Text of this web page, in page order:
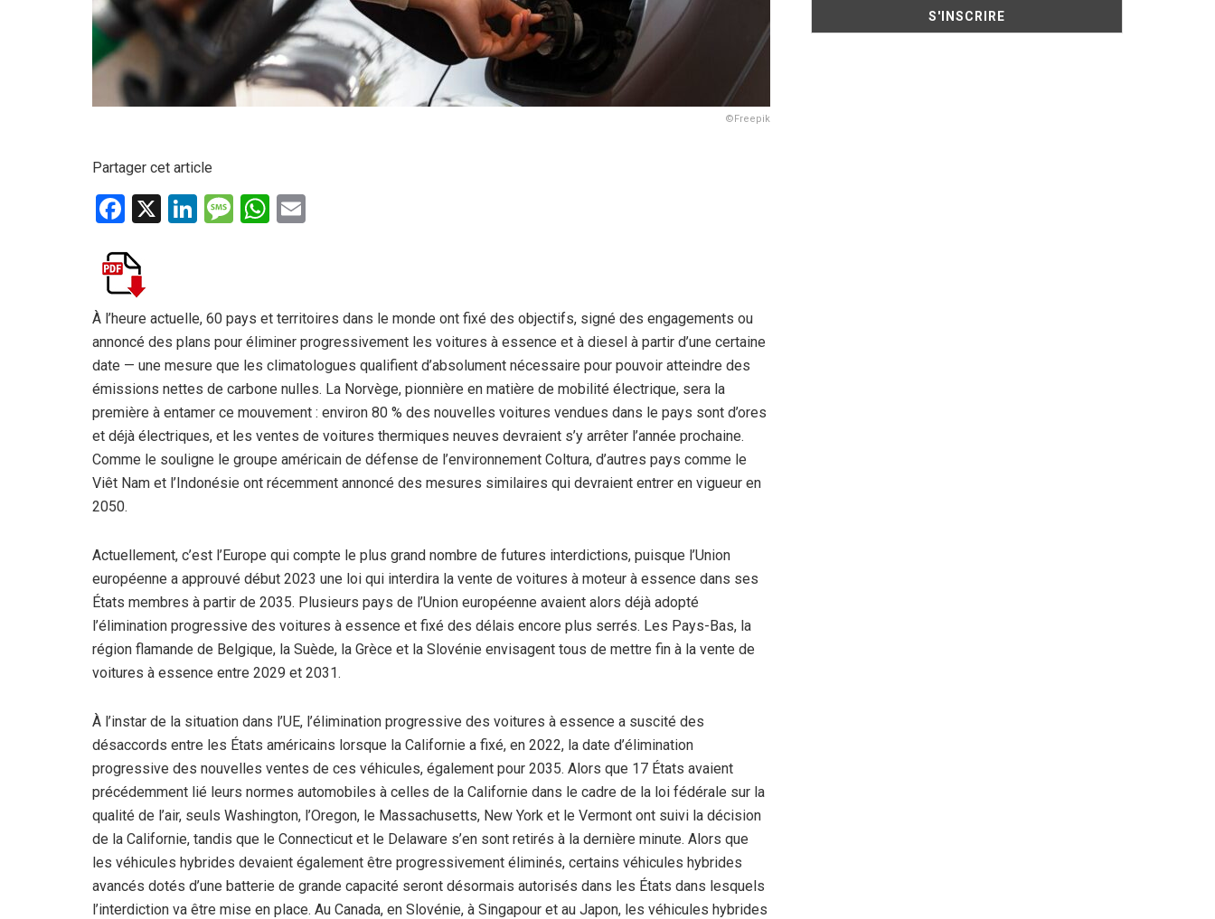
©Freepik
Partager cet article
F
ce
b
o
o
k
X
Li
n
M
g
e
W
A
p
p
À l’heure actuelle, 60 pays et territoires dans le monde ont fixé des objectifs, signé des engagements ou
annoncé des plans pour éliminer progressivement les voitures à essence et à diesel à partir d’une certaine
date — une mesure que les climatologues qualifient d’absolument nécessaire pour pouvoir atteindre des
émissions nettes de carbone nulles. La Norvège, pionnière en matière de mobilité électrique, sera la
première à entamer ce mouvement : environ 80 % des nouvelles voitures vendues dans le pays sont d’ores
et déjà électriques, et les ventes de voitures thermiques neuves devraient s’y arrêter l’année prochaine.
Comme le souligne le groupe américain de défense de l’environnement Coltura, d’autres pays comme le
Viêt Nam et l’Indonésie ont récemment annoncé des mesures similaires qui devraient entrer en vigueur en
2050.
Actuellement, c’est l’Europe qui compte le plus grand nombre de futures interdictions, puisque l’Union
européenne a approuvé début 2023 une loi qui interdira la vente de voitures à moteur à essence dans ses
États membres à partir de 2035. Plusieurs pays de l’Union européenne avaient alors déjà adopté
l’élimination progressive des voitures à essence et fixé des délais encore plus serrés. Les Pays-Bas, la
région flamande de Belgique, la Suède, la Grèce et la Slovénie envisagent tous de mettre fin à la vente de
voitures à essence entre 2029 et 2031.
À l’instar de la situation dans l’UE, l’élimination progressive des voitures à essence a suscité des
désaccords entre les États américains lorsque la Californie a fixé, en 2022, la date d’élimination
progressive des nouvelles ventes de ces véhicules, également pour 2035. Alors que 17 États avaient
précédemment lié leurs normes automobiles à celles de la Californie dans le cadre de la loi fédérale sur la
qualité de l’air, seuls Washington, l’Oregon, le Massachusetts, New York et le Vermont ont suivi la décision
de la Californie, tandis que le Connecticut et le Delaware s’en sont retirés à la dernière minute. Alors que
les véhicules hybrides devaient également être progressivement éliminés, certains véhicules hybrides
avancés dotés d’une batterie de grande capacité seront désormais autorisés dans les États dans lesquels
l’interdiction va être mise en place. Au Canada, en Slovénie, à Singapour et au Japon, les véhicules hybrides